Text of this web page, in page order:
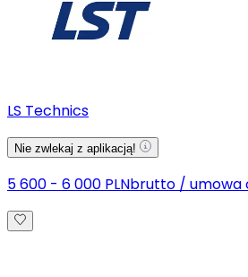
LS Technics
Nie zwlekaj z aplikacją!
5 600 - 6 000 PLNbrutto / umowa